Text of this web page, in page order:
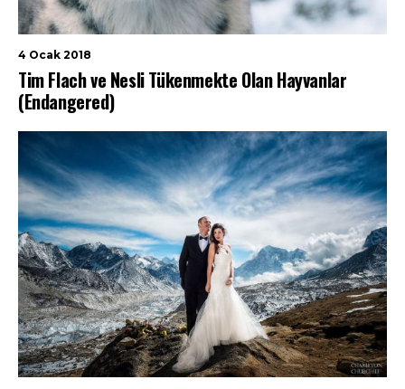
4 Ocak 2018
Tim Flach ve Nesli Tükenmekte Olan Hayvanlar
(Endangered)